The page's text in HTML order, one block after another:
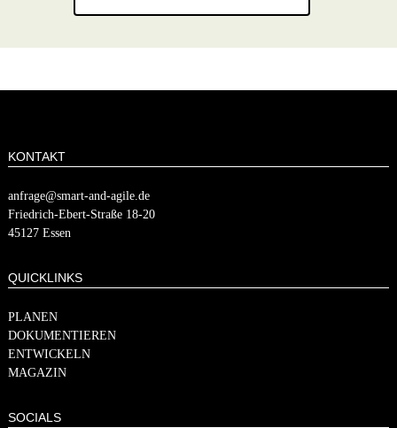
KONTAKT
anfrage@smart-and-agile.de
​​Friedrich-Ebert-Straße 18-20
45127 Essen
QUICKLINKS
PLANEN
DOKUMENTIEREN
ENTWICKELN
MAGAZIN
SOCIALS